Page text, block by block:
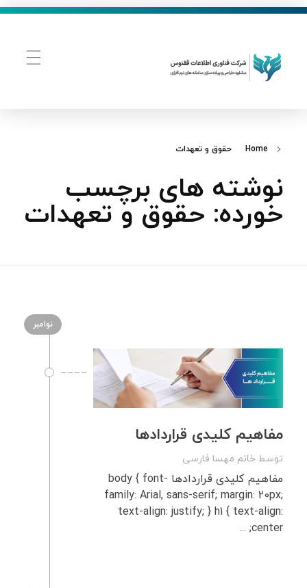
Home حقوق و تعهدات
نوشته های برچسب
خورده: حقوق و تعهدات
نوامبر
مفاهیم کلیدی قراردادها
توسط خانم مهسا فارسی
مفاهیم کلیدی قراردادها body { font-
family: Arial, sans-serif; margin: 20px;
text-align: justify; } h1 { text-align:
center; ...